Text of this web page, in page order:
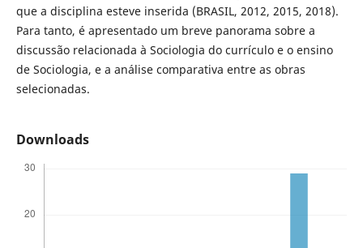
que a disciplina esteve inserida (BRASIL, 2012, 2015, 2018).
Para tanto, é apresentado um breve panorama sobre a
discussão relacionada à Sociologia do currículo e o ensino
de Sociologia, e a análise comparativa entre as obras
selecionadas.
Downloads